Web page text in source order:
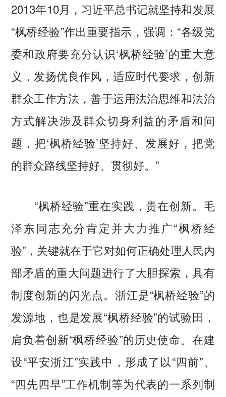
2013年10月，习近平总书记就坚持和发展
“枫桥经验”作出重要指示，强调：“各级党
委和政府要充分认识‘枫桥经验’的重大意
义，发扬优良作风，适应时代要求，创新
群众工作方法，善于运用法治思维和法治
方式解决涉及群众切身利益的矛盾和问
题，把‘枫桥经验’坚持好、发展好，把党
的群众路线坚持好、贯彻好。”
“枫桥经验”重在实践，贵在创新。毛
泽东同志充分肯定并大力推广“枫桥经
验”，关键就在于它对如何正确处理人民内
部矛盾的重大问题进行了大胆探索，具有
制度创新的闪光点。浙江是“枫桥经验”的
发源地，也是发展“枫桥经验”的试验田，
肩负着创新“枫桥经验”的历史使命。在建
设“平安浙江”实践中，形成了以“四前”、
“四先四早”工作机制等为代表的一系列制